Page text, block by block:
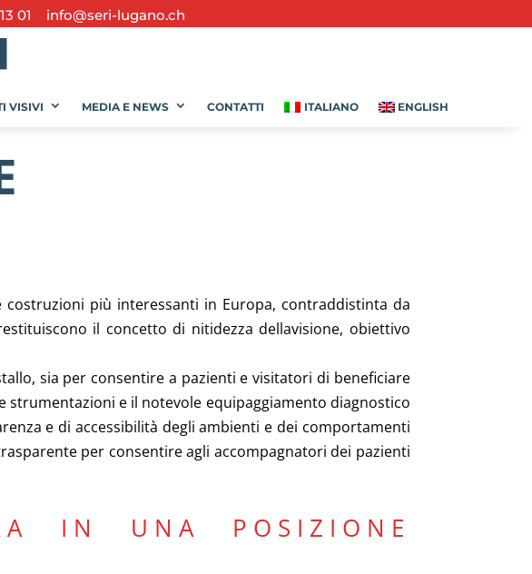
01 info@seri-lugano.ch
VISIVI MEDIA E NEWS CONTATTI ITALIANO ENGLISH
più interessanti in Europa, contraddistinta da
il concetto di nitidezza dellavisione, obiettivo
sia per consentire a pazienti e visitatori di beneficiare
e il notevole equipaggiamento diagnostico
e di accessibilità degli ambienti e dei comportamenti
per consentire agli accompagnatori dei pazienti
IN UNA POSIZIONE